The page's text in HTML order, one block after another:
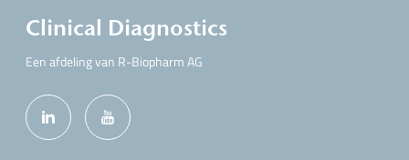
Clinical Diagnostics
Een afdeling van R-Biopharm AG